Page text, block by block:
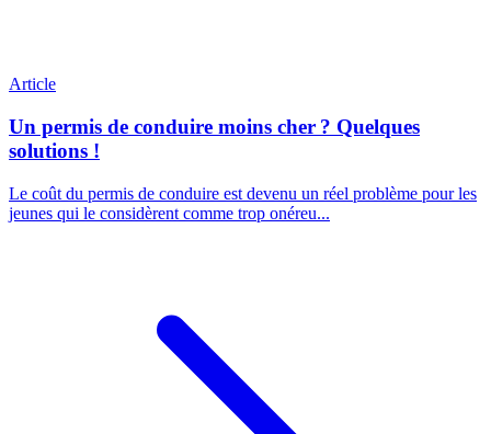
Article
Un permis de conduire moins cher ? Quelques
solutions !
Le coût du permis de conduire est devenu un réel problème pour les
jeunes qui le considèrent comme trop onéreu...